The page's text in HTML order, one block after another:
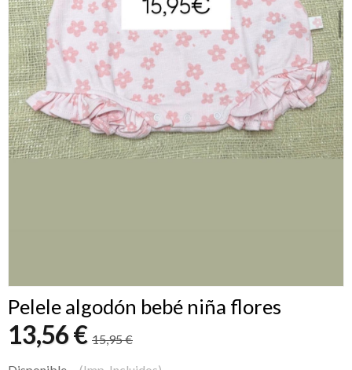
Pelele algodón bebé niña flores
13,56 € 15,95 €